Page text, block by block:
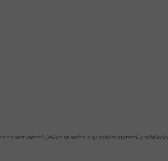
na šest měsíců, jelikož se jedná o spotřební materiál podléhající